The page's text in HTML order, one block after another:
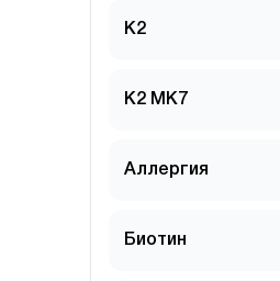
K2
K2 MK7
Аллергия
Биотин